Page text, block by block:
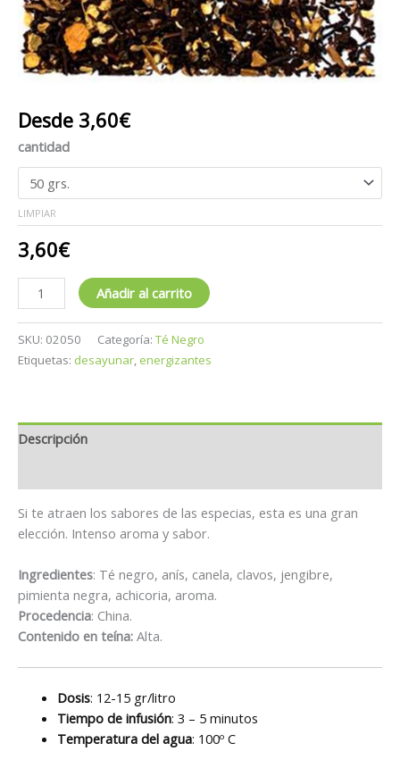
Desde 3,60€
cantidad
LIMPIAR
3,60€
Añadir al carrito
SKU: 02050 Categoría: Té Negro
Etiquetas: desayunar energizantes
Descripción
Si te atraen los sabores de las especias, esta es una gran
elección. Intenso aroma y sabor.
Ingredientes: Té negro, anís, canela, clavos, jengibre,
pimienta negra, achicoria, aroma.
Procedencia: China.
Contenido en teína: Alta.
Dosis: 12-15 gr/litro
Tiempo de infusión: 3 – 5 minutos
Temperatura del agua: 100º C